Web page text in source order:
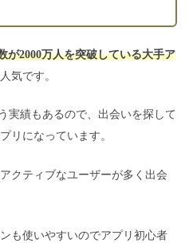
が2000万人を突破している大手ア
気です。
実績もあるので、出会いを探して
リになっています。
クティブなユーザーが多く出会
も使いやすいのでアプリ初心者